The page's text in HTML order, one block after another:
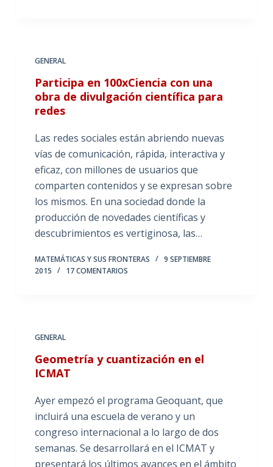
GENERAL
Participa en 100xCiencia con una
obra de divulgación científica para
redes
Las redes sociales están abriendo nuevas
vías de comunicación, rápida, interactiva y
eficaz, con millones de usuarios que
comparten contenidos y se expresan sobre
los mismos. En una sociedad donde la
producción de novedades científicas y
descubrimientos es vertiginosa, las…
MATEMÁTICAS Y SUS FRONTERAS
9 SEPTIEMBRE
2015
17 COMENTARIOS
GENERAL
Geometría y cuantización en el
ICMAT
Ayer empezó el programa Geoquant, que
incluirá una escuela de verano y un
congreso internacional a lo largo de dos
semanas. Se desarrollará en el ICMAT y
presentará los últimos avances en el ámbito